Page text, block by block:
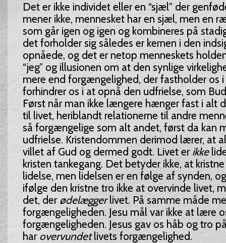
Det er ikke individet eller en “sjæl” der
mener ikke, mennesket har en sjæl, men en
som går igen og igen og kombineres på
det forholder sig således er kernen i den
opnåede, og det er netop menneskets
“jeg” og illusionen om at den synlige
mere end forgængelighed, der fastholder os
forhindrer os i at opnå den udfrielse, som
Først når man ikke længere hænger fast i alt
til livet, heriblandt relationerne til andre
så forgængelige som alt andet, først da kan
udfrielse. Kristendommen derimod lærer, at
villet af Gud og dermed godt. Livet er ikke
kristen tankegang. Det betyder ikke, at
lidelse, men lidelsen er en følge af synden,
ifølge den kristne tro ikke at overvinde livet,
det, der ødelæggerlivet. På samme måde
forgængeligheden. Jesu mål var ikke at lære
forgængeligheden. Jesus gav os håb og tro
har overvundetlivets forgængelighed.